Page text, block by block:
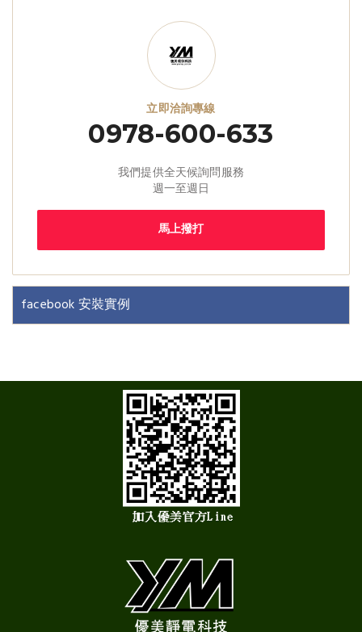
立即洽詢專線
0978-600-633
我們提供全天候詢問服務
週一至週日
馬上撥打
facebook 安裝實例